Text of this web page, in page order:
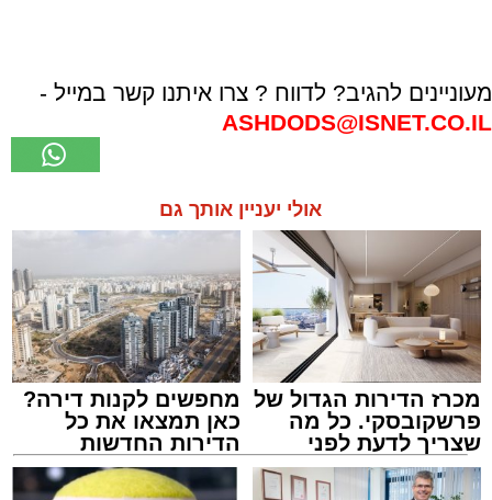
מעוניינים להגיב? לדווח ? צרו איתנו קשר במייל -
ASHDODS@ISNET.CO.IL
אולי יעניין אותך גם
מכרז הדירות הגדול של
פרשקובסקי. כל מה
שצריך לדעת לפני
שמגישים הצעה לדירה
באשדוד
מחפשים לקנות דירה?
כאן תמצאו את כל
הדירות החדשות
למכירה באשדוד >>>